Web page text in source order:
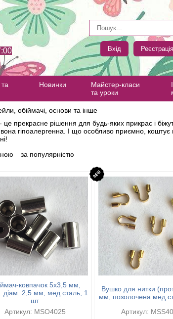
Вхід Реєстрація
Новинки
Майстер-класи
та уроки
обіймачі, основи та інше
це прекрасне рішення для будь-яких прикрас і
вона гіпоалергенна. І що особливо приємно,
за популярністю
ковпачок 5х3,5 мм,
діам. 2,5 мм, мед.сталь, 1
шт
Артикул: MSO4025
Вушко для нитки
мм, позолочена
Артикул: